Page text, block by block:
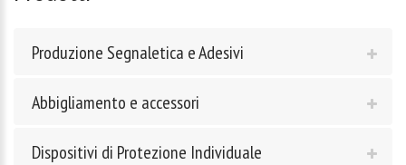
Produzione Segnaletica e Adesivi
Abbigliamento e accessori
Dispositivi di Protezione Individuale